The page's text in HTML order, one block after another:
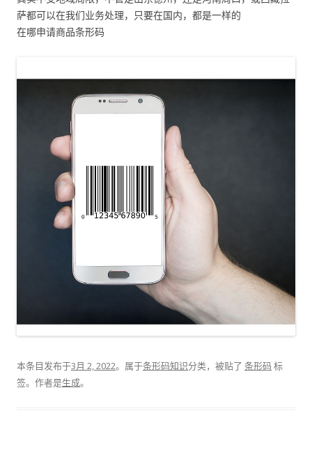
萨都可以在我们业务处理，只要在国内，都是一样的
在哪申请商品条形码
本条目发布于3月 2, 2022。属于条形码知识分类，被贴了 条形码 标
签。 作者是生成。